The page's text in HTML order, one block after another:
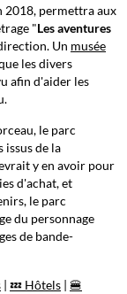
2018, permettra aux
"Les aventures
Un musée
les divers
afin d'aider les
le parc
issus de la
y en avoir pour
d'achat, et
le parc
du personnage
de bande-
| 💤 Hôtels | 🍔